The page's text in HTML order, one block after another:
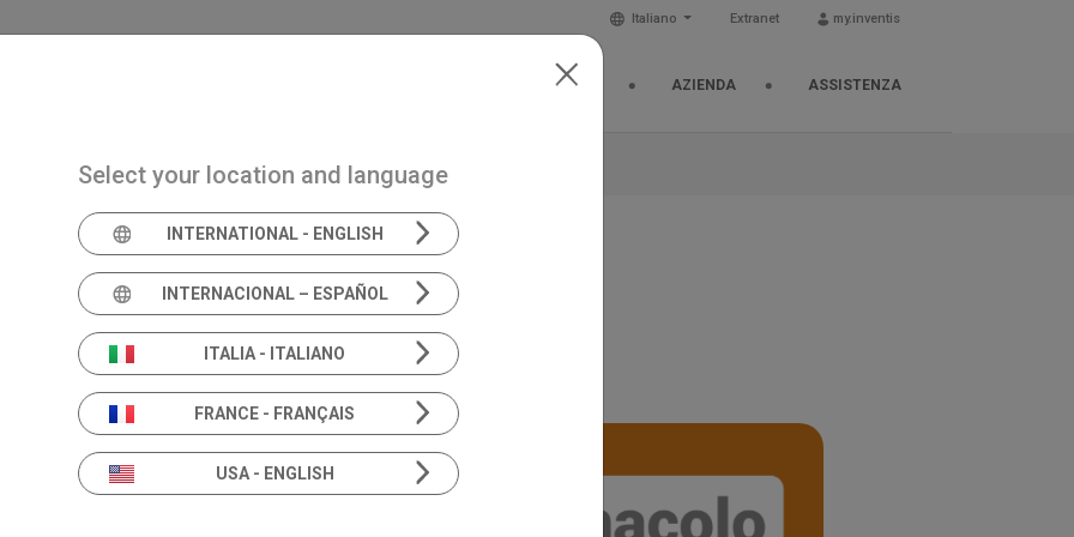
Italiano Extranet my.inventis
NEWS & EVENTI AZIENDA ASSISTENZA
Cenacolo Italiano di
Audiovestibologia
Select your location and language
INTERNATIONAL - ENGLISH
INTERNACIONAL – ESPAÑOL
ITALIA - ITALIANO
FRANCE - FRANÇAIS
USA - ENGLISH